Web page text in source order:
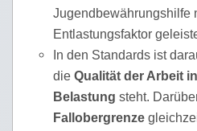
Jugendbewährungshilfe
Entlastungsfaktor
In den Standards ist
die Qualität der Arbeit
Belastung steht.
Fallobergrenze